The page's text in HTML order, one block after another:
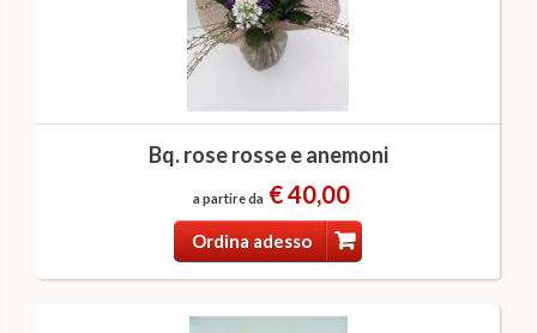
Bq. rose rosse e anemoni
a partire da € 40,00
Ordina adesso